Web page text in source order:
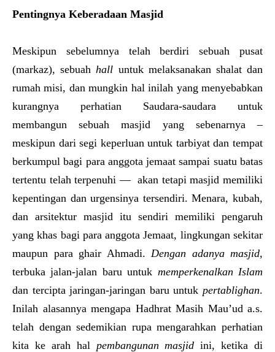
Pentingnya Keberadaan Masjid
Meskipun sebelumnya telah berdiri sebuah pusat
(markaz), sebuah hall untuk melaksanakan shalat dan
rumah misi, dan mungkin hal inilah yang menyebabkan
kurangnya perhatian Saudara-saudara untuk
membangun sebuah masjid yang sebenarnya –
meskipun dari segi keperluan untuk tarbiyat dan tempat
berkumpul bagi para anggota jemaat sampai suatu batas
tertentu telah terpenuhi — akan tetapi masjid memiliki
kepentingan dan urgensinya tersendiri. Menara, kubah,
dan arsitektur masjid itu sendiri memiliki pengaruh
yang khas bagi para anggota Jemaat, lingkungan sekitar
maupun para ghair Ahmadi. Dengan adanya masjid,
terbuka jalan-jalan baru untuk memperkenalkan Islam
dan tercipta jaringan-jaringan baru untuk pertablighan.
Inilah alasannya mengapa Hadhrat Masih Mau’ud a.s.
telah dengan sedemikian rupa mengarahkan perhatian
kita ke arah hal pembangunan masjid ini, ketika di